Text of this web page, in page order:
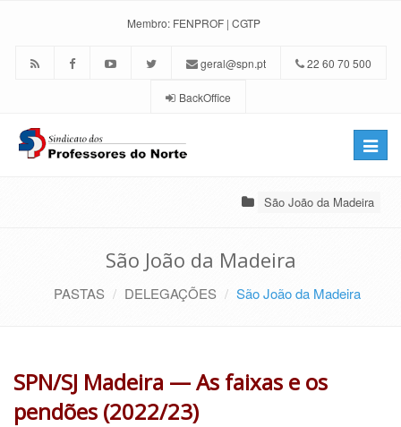
Membro: FENPROF | CGTP
geral@spn.pt 22 60 70 500
BackOffice
Toggle
São João da Madeira
São João da Madeira
PASTAS DELEGAÇÕES São João da Madeira
SPN/SJ Madeira — As faixas e os
pendões (2022/23)